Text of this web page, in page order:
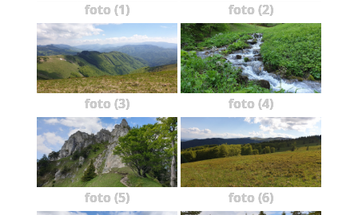
foto (1) foto (2)
foto (3) foto (4)
foto (5) foto (6)